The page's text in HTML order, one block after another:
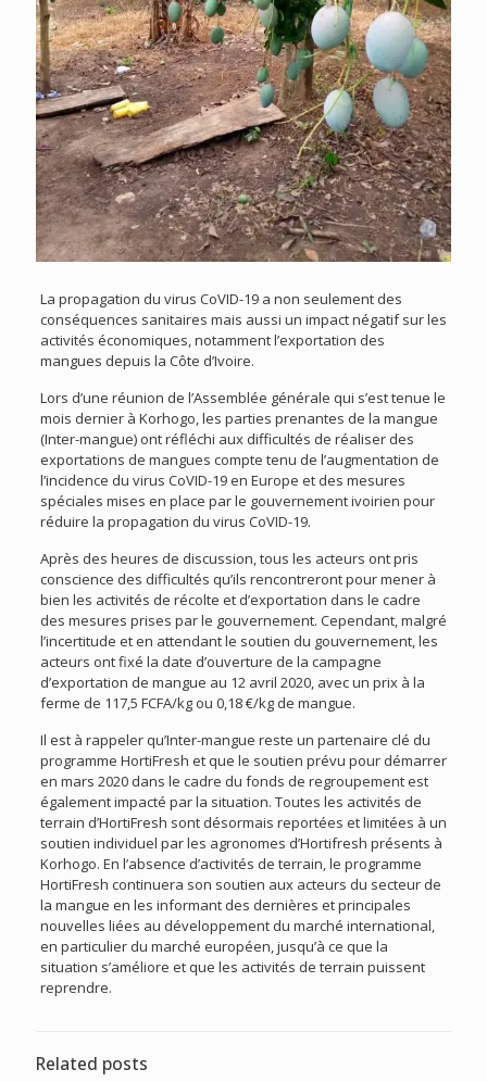
La propagation du virus CoVID-19 a non seulement des
conséquences sanitaires mais aussi un impact négatif sur les
activités économiques, notamment l’exportation des
mangues depuis la Côte d’Ivoire.
Lors d’une réunion de l’Assemblée générale qui s’est tenue le
mois dernier à Korhogo, les parties prenantes de la mangue
(Inter-mangue) ont réfléchi aux difficultés de réaliser des
exportations de mangues compte tenu de l’augmentation de
l’incidence du virus CoVID-19 en Europe et des mesures
spéciales mises en place par le gouvernement ivoirien pour
réduire la propagation du virus CoVID-19.
Après des heures de discussion, tous les acteurs ont pris
conscience des difficultés qu’ils rencontreront pour mener à
bien les activités de récolte et d’exportation dans le cadre
des mesures prises par le gouvernement. Cependant, malgré
l’incertitude et en attendant le soutien du gouvernement, les
acteurs ont fixé la date d’ouverture de la campagne
d’exportation de mangue au 12 avril 2020, avec un prix à la
ferme de 117,5 FCFA/kg ou 0,18 €/kg de mangue.
Il est à rappeler qu’Inter-mangue reste un partenaire clé du
programme HortiFresh et que le soutien prévu pour démarrer
en mars 2020 dans le cadre du fonds de regroupement est
également impacté par la situation. Toutes les activités de
terrain d’HortiFresh sont désormais reportées et limitées à un
soutien individuel par les agronomes d’Hortifresh présents à
Korhogo. En l’absence d’activités de terrain, le programme
HortiFresh continuera son soutien aux acteurs du secteur de
la mangue en les informant des dernières et principales
nouvelles liées au développement du marché international,
en particulier du marché européen, jusqu’à ce que la
situation s’améliore et que les activités de terrain puissent
reprendre.
Related posts